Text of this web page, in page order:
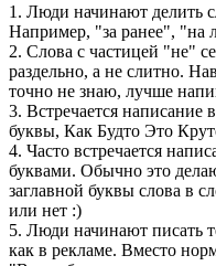
1. Люди начинают делить
Например, "за ранее", "на
2. Слова с частицей "не"
раздельно, а не слитно.
точно не знаю, лучше
3. Встречается написание
буквы, Как Будто Это
4. Часто встречается
буквами. Обычно это
заглавной буквы слова в
или нет :)
5. Люди начинают писать
как в рекламе. Вместо